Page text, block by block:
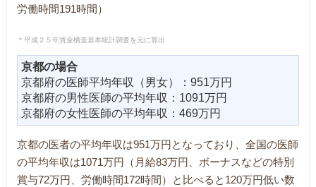
労働時間191時間）
＊平成２５年賃金構造基本統計調査を元に算出
京都の場合
京都府の医師平均年収（男女）：951万円
京都府の男性医師の平均年収：1091万円
京都府の女性医師の平均年収：469万円
京都の医者の平均年収は951万円となっており、全国の医師
の平均年収は1071万円（月給83万円、ボーナスなどの特別
賞与72万円、労働時間172時間）と比べると120万円低い数